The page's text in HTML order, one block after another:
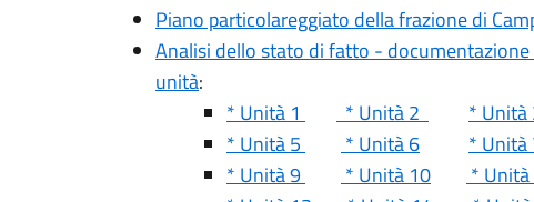
Piano particolareggiato della frazione di
Analisi dello stato di fatto -
unità:
* Unità 1
* Unità 2 * Unità
* Unità 5
* Unità 6 * Unità
* Unità 9
* Unità 10 * Unità